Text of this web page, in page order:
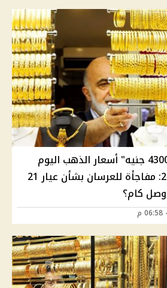
"هتشتري الجرام بـ 4300 جنيه" أسعار الذهب اليوم
الأحد 10 نوفمبر 2024: مفاجأة للعرسان بشأن عيار 21
كام؟